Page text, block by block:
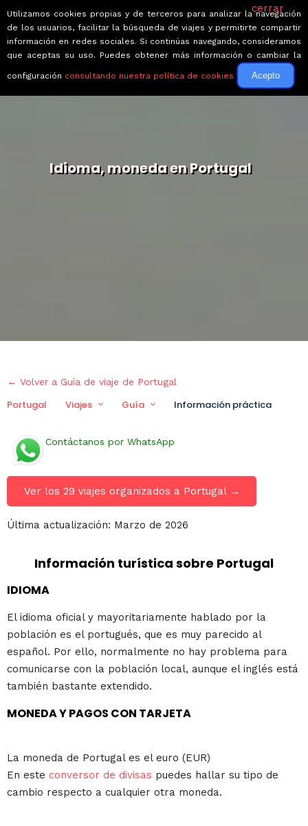
Idioma, moneda en Portugal
← Volver a Guía de viaje de Portugal
Portugal Viajes Guía Información práctica
Contáctanos por WhatsApp
Ver los 29 viajes organizados a Portugal →
Última actualización: Marzo de 2026
Información turística sobre Portugal
IDIOMA
El idioma oficial y mayoritariamente hablado por la
población es el portugués, que es muy parecido al
español. Por ello, normalmente no hay problema para
comunicarse con la población local, aunque el inglés está
también bastante extendido.
MONEDA Y PAGOS CON TARJETA
La moneda de Portugal es el euro (EUR)
En este conversor de divisas puedes hallar su tipo de
cambio respecto a cualquier otra moneda.
cerrar
Utilizamos cookies propias y de terceros para analizar la navegación
de los usuarios, facilitar la búsqueda de viajes y permitirte compartir
información en redes sociales. Si continúas navegando, consideramos
que aceptas su uso. Puedes obtener más información o cambiar la
configuración consultando nuestra política de cookies Acepto